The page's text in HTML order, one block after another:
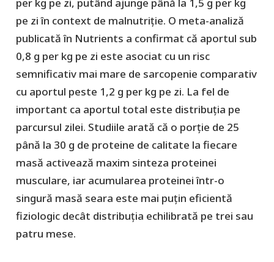
per kg pe zi, putând ajunge până la 1,5 g per kg
pe zi în context de malnutriție. O meta-analiză
publicată în Nutrients a confirmat că aportul sub
0,8 g per kg pe zi este asociat cu un risc
semnificativ mai mare de sarcopenie comparativ
cu aportul peste 1,2 g per kg pe zi. La fel de
important ca aportul total este distribuția pe
parcursul zilei. Studiile arată că o porție de 25
până la 30 g de proteine de calitate la fiecare
masă activează maxim sinteza proteinei
musculare, iar acumularea proteinei într-o
singură masă seara este mai puțin eficientă
fiziologic decât distribuția echilibrată pe trei sau
patru mese.